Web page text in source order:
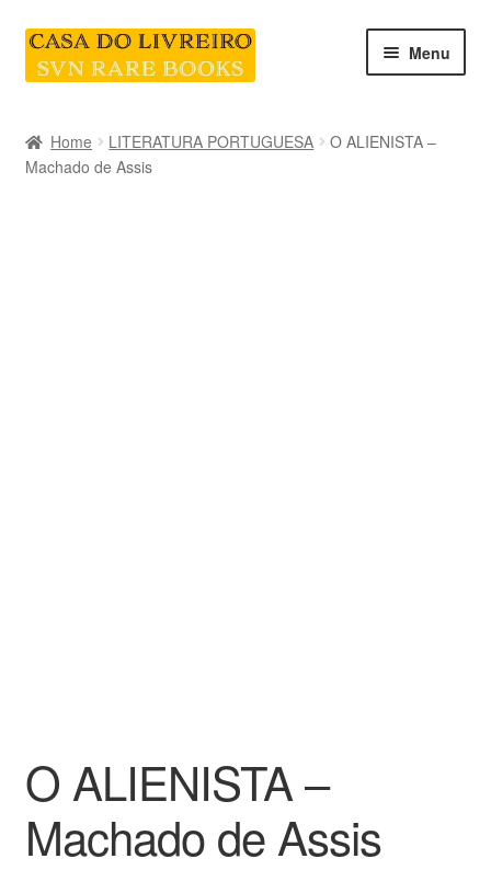
Skip
to
Skip
to
Menu
CATEGORIAS E COLEÇÕES
Home LITERATURA PORTUGUESA
O ALIENISTA –
Machado de Assis
O ALIENISTA –
Machado de Assis